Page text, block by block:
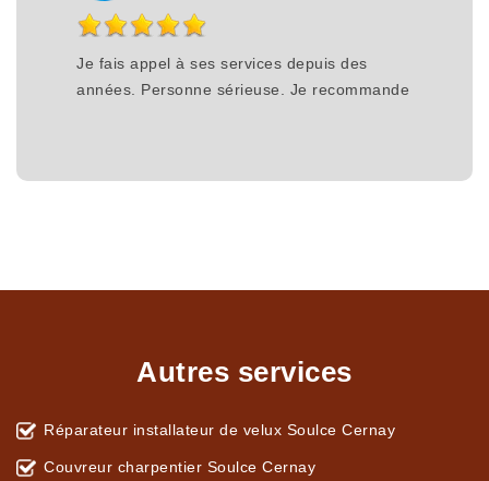
Je fais appel à ses services depuis des
années. Personne sérieuse. Je recommande
Autres services
Réparateur installateur de velux Soulce Cernay
Couvreur charpentier Soulce Cernay